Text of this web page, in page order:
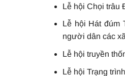
Lễ hội Chọi trâu
Lễ hội Hát đúm
người dân các
Lễ hội truyền
Lễ hội Trạng